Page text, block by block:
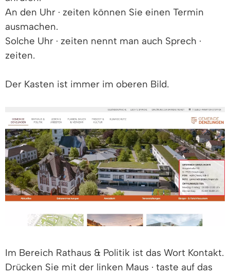
An den Uhr · zeiten können Sie einen Termin
ausmachen.
Solche Uhr · zeiten nennt man auch Sprech ·
zeiten.
Der Kasten ist immer im oberen Bild.
Im Bereich Rathaus & Politik ist das Wort Kontakt.
Drücken Sie mit der linken Maus · taste auf das